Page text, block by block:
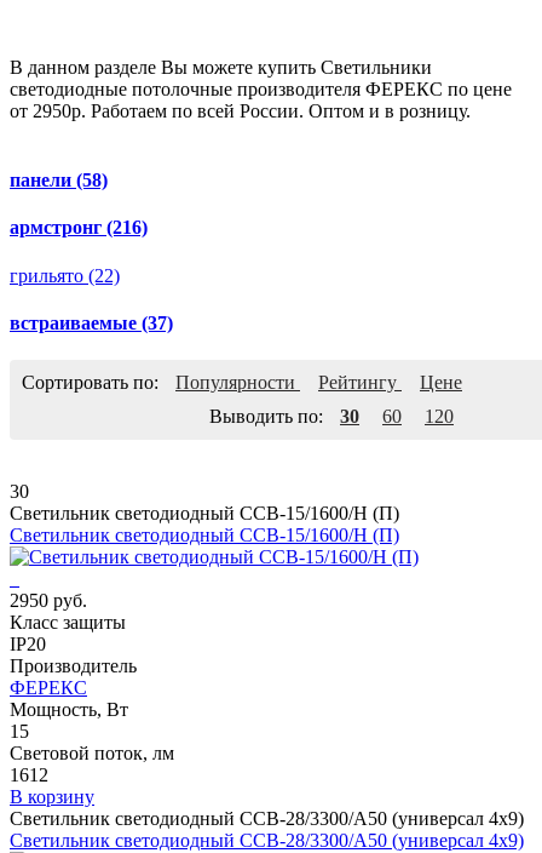
В данном разделе Вы можете купить Светильники
светодиодные потолочные производителя ФЕРЕКС по цене
от 2950р. Работаем по всей России. Оптом и в розницу.
панели (58)
армстронг (216)
грильято (22)
встраиваемые (37)
Сортировать по: Популярности Рейтингу
Цене
Выводить по:
30 60 120
30
Светильник светодиодный ССВ-15/1600/Н (П)
Светильник светодиодный ССВ-15/1600/Н (П)
2950 руб.
Класс защиты
IP20
Производитель
ФЕРЕКС
Мощность, Вт
15
Световой поток, лм
1612
В корзину
Светильник светодиодный ССВ-28/3300/А50 (универсал 4х9)
Светильник светодиодный ССВ-28/3300/А50 (универсал 4х9)